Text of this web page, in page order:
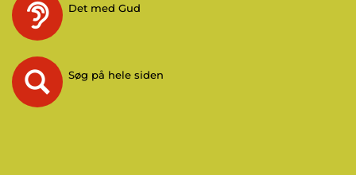
Det med Gud
Søg på hele siden